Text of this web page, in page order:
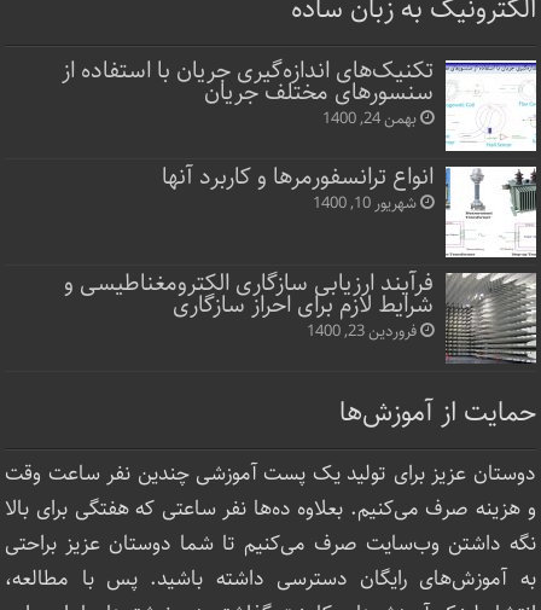
الکترونیک به زبان ساده
تکنیک‌های اندازه‌گیری جریان با استفاده از
سنسورهای مختلف جریان
بهمن 24, 1400
انواع ترانسفورمرها و کاربرد آنها
شهریور 10, 1400
فرآیند ارزیابی سازگاری الکترومغناطیسی و
شرایط لازم برای احراز سازگاری
فروردین 23, 1400
حمایت از آموزش‌ها
دوستان عزیز برای تولید یک پست آموزشی چندین نفر ساعت‌ وقت
و هزینه صرف می‌کنیم. بعلاوه ده‌ها نفر ساعتی که هفتگی برای بالا
نگه داشتن وب‌سایت صرف ‌می‌کنیم تا شما دوستان عزیز براحتی
به آموزش‌های رایگان دسترسی داشته باشید. پس با مطالعه،